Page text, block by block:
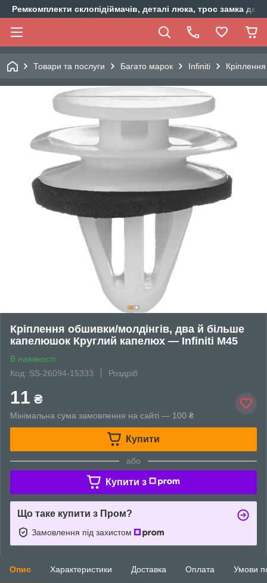
Ремкомплекти склопідіймачів, деталі люка, трос замка
Товари та послуги Багато марок Infiniti
Кріплення обшивки/молдінгів, два й більше
капелюшок Круглий капелюх — Infiniti M45
В наявності
Код: SS-26094-15333
Роздріб
11 ₴
Мінімальна сума замовлення на сайті — 100 ₴
Купити
або
Купити з
Що таке купити з Пром?
Замовлення під захистом
Опис Характеристики Доставка Оплата Умови